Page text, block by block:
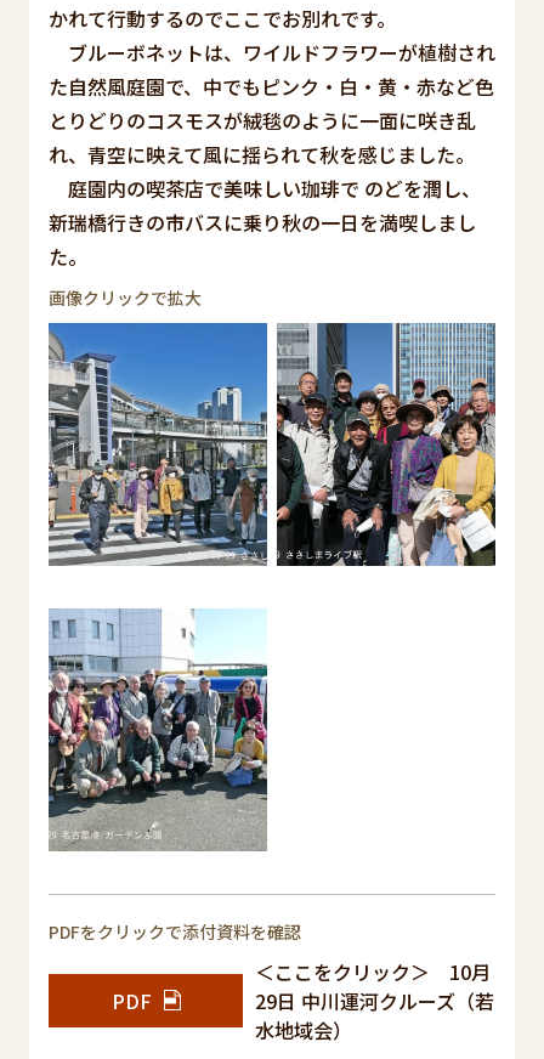
かれて行動するのでここでお別れです。
ブルーボネットは、ワイルドフラワーが植樹され
た自然風庭園で、中でもピンク・白・黄・赤など色
とりどりのコスモスが絨毯のように一面に咲き乱
れ、青空に映えて風に揺られて秋を感じました。
庭園内の喫茶店で美味しい珈琲で のどを潤し、
新瑞橋行きの市バスに乗り秋の一日を満喫しまし
た。
画像クリックで拡大
PDFをクリックで添付資料を確認
PDF
＜ここをクリック＞ 10月
29日 中川運河クルーズ（若
水地域会）